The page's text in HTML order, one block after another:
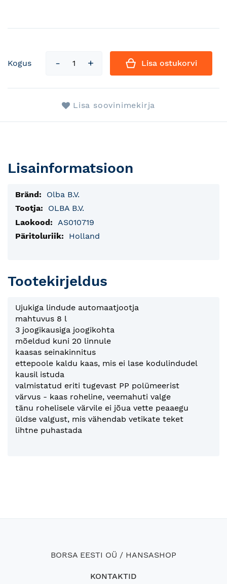
Kogus Lisa ostukorvi
Lisa soovinimekirja
Lisainformatsioon
Lisainfo
Olba B.V.
OLBA B.V.
AS010719
Holland
Tootekirjeldus
Ujukiga lindude automaatjootja
mahtuvus 8 l
3 joogikausiga joogikohta
mõeldud kuni 20 linnule
kaasas seinakinnitus
ettepoole kaldu kaas, mis ei lase kodulindudel
kausil istuda
valmistatud eriti tugevast PP polümeerist
värvus - kaas roheline, veemahuti valge
tänu rohelisele värvile ei jõua vette peaaegu
üldse valgust, mis vähendab vetikate teket
lihtne puhastada
BORSA EESTI OÜ / HANSASHOP
KONTAKTID